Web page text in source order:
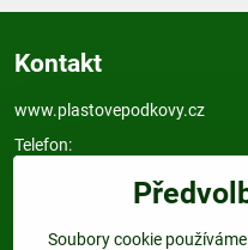
Kontakt
www.plastovepodkovy.cz
Telefon:
info@plastovepodkovy.cz
Soubory cookie